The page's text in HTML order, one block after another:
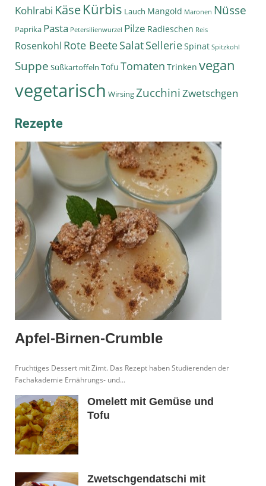
Kohlrabi KäseKürbis Lauch Mangold Maronen Nüsse
Paprika Pasta Petersilienwurzel Pilze Radieschen Reis
Rosenkohl Rote BeeteSalatSellerieSpinat Spitzkohl
Suppe Süßkartoffeln Tofu Tomaten Trinken vegan
vegetarisch WirsingZucchiniZwetschgen
Rezepte
Apfel-Birnen-Crumble
Fruchtiges Dessert mit Zimt. Das Rezept haben Studierenden der
Fachakademie Ernährungs- und...
Omelett mit Gemüse und
Tofu
Zwetschgendatschi mit